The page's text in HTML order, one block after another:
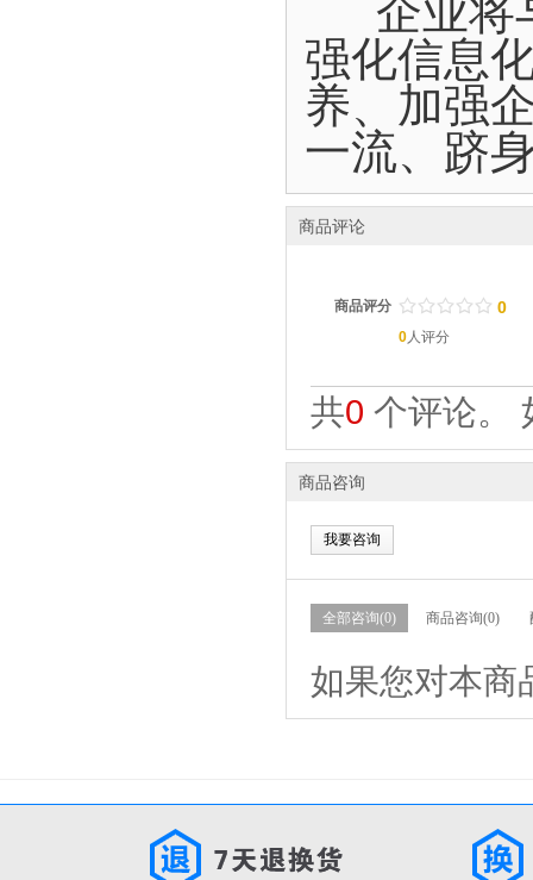
企业将
强化信息
养、加强
一流、跻
商品评论
商品评分 / / / / /
. . . . . 0
0人评分
共0 个评论。
商品咨询
我要咨询
全部咨询(0) 商品咨询(0)
如果您对本商